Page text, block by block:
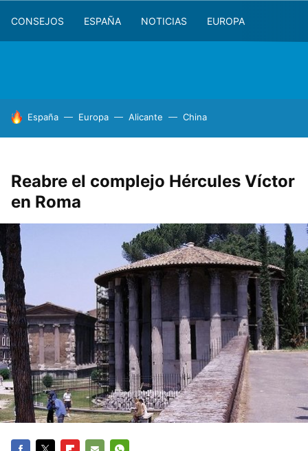
CONSEJOS ESPAÑA NOTICIAS EUROPA
HOY SE HABLA DE
España Europa Alicante China
Reabre el complejo Hércules Víctor
en Roma